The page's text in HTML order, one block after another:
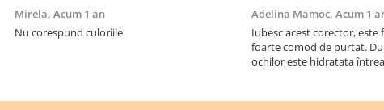
Mirela, Acum 1 an
Nu corespund culoriile
Adelina Mamoc, Acum 1
Iubesc acest corector, este
foarte comod de purtat.
ochilor este hidratata